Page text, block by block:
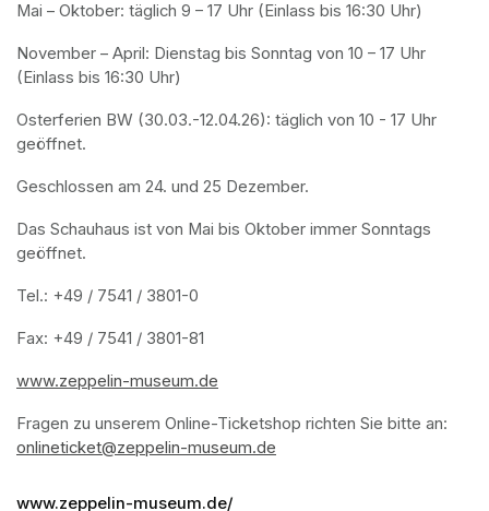
Mai – Oktober: täglich 9 – 17 Uhr (Einlass bis 16:30 Uhr)
November – April: Dienstag bis Sonntag von 10 – 17 Uhr
(Einlass bis 16:30 Uhr)
Osterferien BW (30.03.-12.04.26): täglich von 10 - 17 Uhr
geöffnet.
Geschlossen am 24. und 25 Dezember.
Das Schauhaus ist von Mai bis Oktober immer Sonntags
geöffnet.
Tel.: +49 / 7541 / 3801-0
Fax: +49 / 7541 / 3801-81
www.zeppelin-museum.de
Fragen zu unserem Online-Ticketshop richten Sie bitte an:
onlineticket@zeppelin-museum.de
www.zeppelin-museum.de/